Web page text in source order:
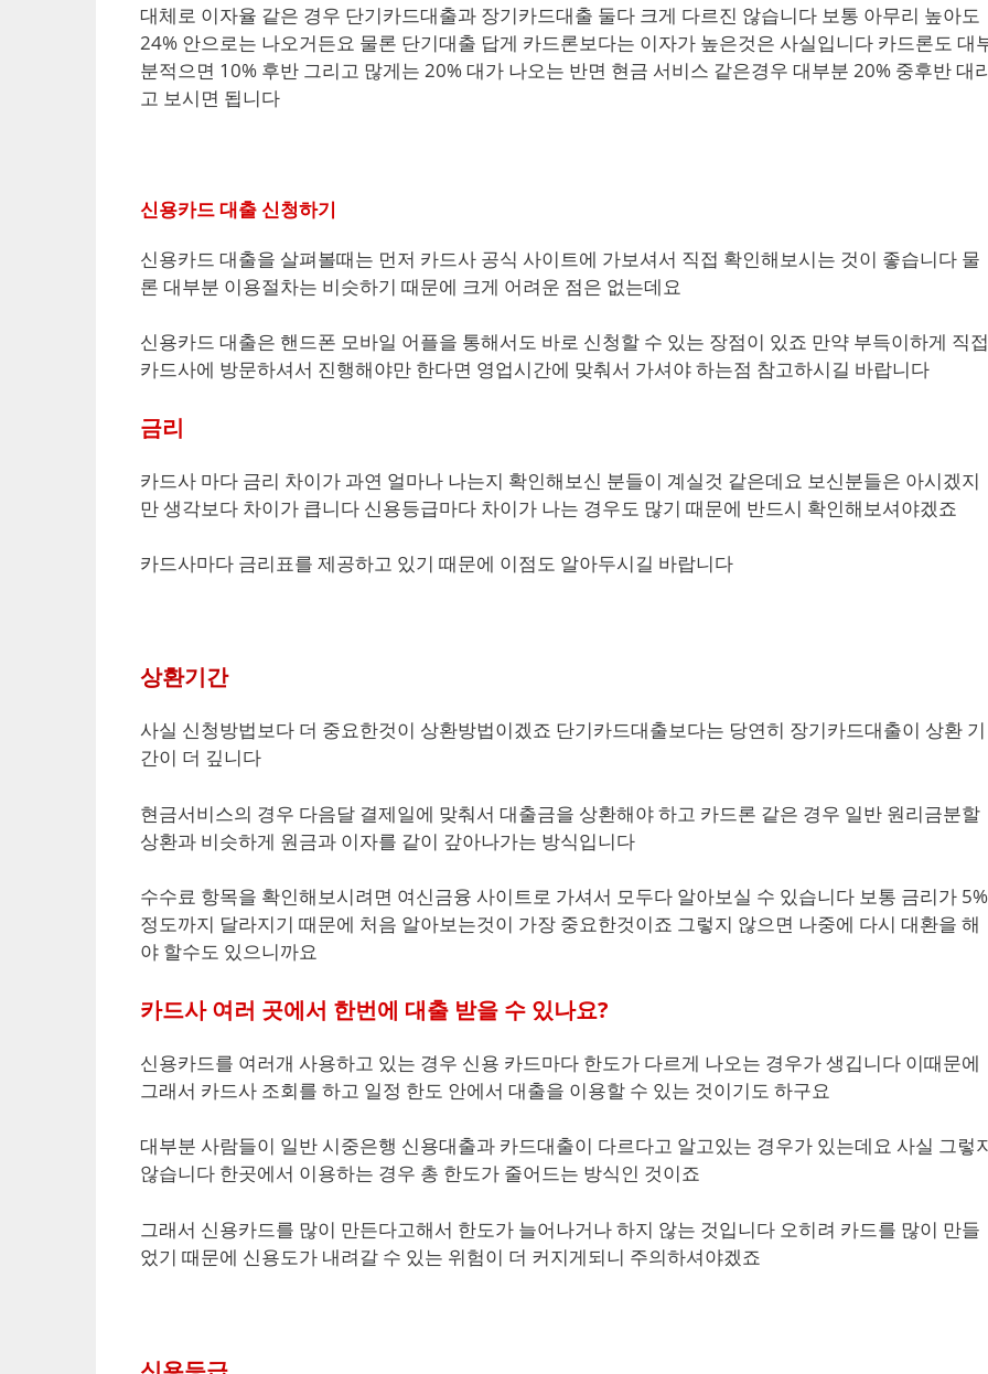
대체로 이자율 같은 경우 단기카드대출과 장기카드대출 둘다 크게 다르진 않습니다 보통 아무리 높아도
24% 안으로는 나오거든요 물론 단기대출 답게 카드론보다는 이자가 높은것은 사실입니다 카드론도 대
분적으면 10% 후반 그리고 많게는 20% 대가 나오는 반면 현금 서비스 같은경우 대부분 20% 중후반 대
고 보시면 됩니다
신용카드 대출 신청하기
신용카드 대출을 살펴볼때는 먼저 카드사 공식 사이트에 가보셔서 직접 확인해보시는 것이 좋습니다 물
론 대부분 이용절차는 비슷하기 때문에 크게 어려운 점은 없는데요
신용카드 대출은 핸드폰 모바일 어플을 통해서도 바로 신청할 수 있는 장점이 있죠 만약 부득이하게 직접
카드사에 방문하셔서 진행해야만 한다면 영업시간에 맞춰서 가셔야 하는점 참고하시길 바랍니다
금리
카드사 마다 금리 차이가 과연 얼마나 나는지 확인해보신 분들이 계실것 같은데요 보신분들은 아시겠지
만 생각보다 차이가 큽니다 신용등급마다 차이가 나는 경우도 많기 때문에 반드시 확인해보셔야겠죠
카드사마다 금리표를 제공하고 있기 때문에 이점도 알아두시길 바랍니다
상환기간
사실 신청방법보다 더 중요한것이 상환방법이겠죠 단기카드대출보다는 당연히 장기카드대출이 상환 기
간이 더 깊니다
현금서비스의 경우 다음달 결제일에 맞춰서 대출금을 상환해야 하고 카드론 같은 경우 일반 원리금분할
상환과 비슷하게 원금과 이자를 같이 갚아나가는 방식입니다
수수료 항목을 확인해보시려면 여신금융 사이트로 가셔서 모두다 알아보실 수 있습니다 보통 금리가 5%
정도까지 달라지기 때문에 처음 알아보는것이 가장 중요한것이죠 그렇지 않으면 나중에 다시 대환을 해
야 할수도 있으니까요
카드사 여러 곳에서 한번에 대출 받을 수 있나요?
신용카드를 여러개 사용하고 있는 경우 신용 카드마다 한도가 다르게 나오는 경우가 생깁니다 이때문에
그래서 카드사 조회를 하고 일정 한도 안에서 대출을 이용할 수 있는 것이기도 하구요
대부분 사람들이 일반 시중은행 신용대출과 카드대출이 다르다고 알고있는 경우가 있는데요 사실 그렇
않습니다 한곳에서 이용하는 경우 총 한도가 줄어드는 방식인 것이죠
그래서 신용카드를 많이 만든다고해서 한도가 늘어나거나 하지 않는 것입니다 오히려 카드를 많이 만들
었기 때문에 신용도가 내려갈 수 있는 위험이 더 커지게되니 주의하셔야겠죠